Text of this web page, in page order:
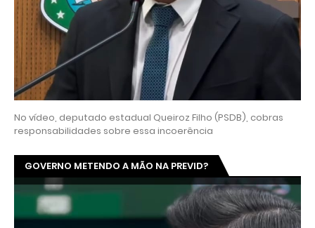
No vídeo, deputado estadual Queiroz Filho (PSDB), cobras
responsabilidades sobre essa incoerência
GOVERNO METENDO A MÃO NA PREVID?